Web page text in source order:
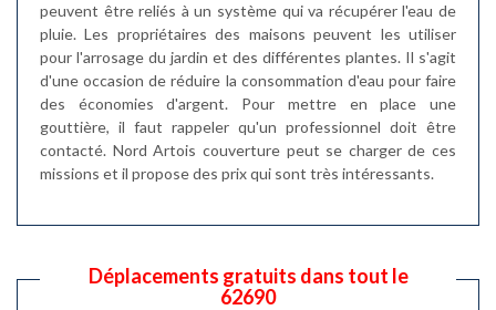
peuvent être reliés à un système qui va récupérer l'eau de
pluie. Les propriétaires des maisons peuvent les utiliser
pour l'arrosage du jardin et des différentes plantes. Il s'agit
d'une occasion de réduire la consommation d'eau pour faire
des économies d'argent. Pour mettre en place une
gouttière, il faut rappeler qu'un professionnel doit être
contacté. Nord Artois couverture peut se charger de ces
missions et il propose des prix qui sont très intéressants.
Déplacements gratuits dans tout le
62690